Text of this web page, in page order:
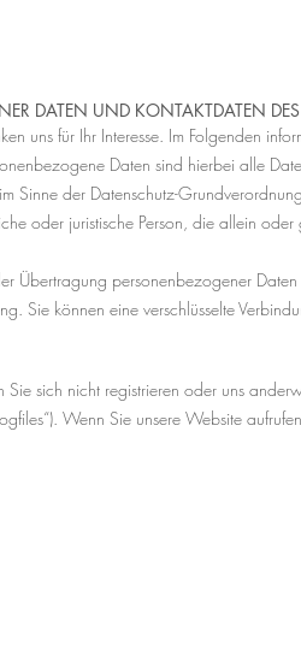
DATEN UND KONTAKTDATEN
uns für Ihr Interesse. Im Folgenden
Daten sind hierbei alle
Sinne der Datenschutz-
oder juristische Person, die allein
Übertragung personenbezogener
Sie können eine verschlüsselte
sich nicht registrieren oder uns
Wenn Sie unsere Website